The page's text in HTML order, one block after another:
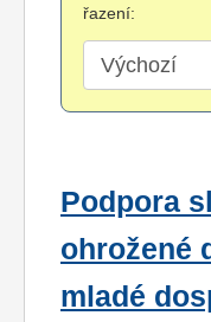
řazení:
Podpora
ohrožené
mladé